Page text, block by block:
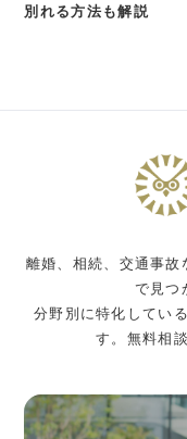
別れる方法も解説
離婚、相続、交通事故
で見つ
分野別に特化してい
す。無料相